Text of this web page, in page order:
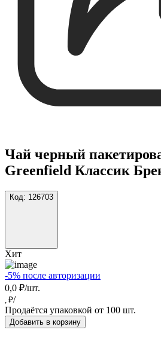
Чай черный
Greenfield Классик
Код: 126703
Хит
-5% после авторизации
0,0 ₽/шт.
, ₽/
Продаётся упаковкой от 100 шт.
Добавить в корзину